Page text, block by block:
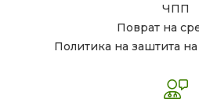
ЧПП
Поврат на
Политика на заштита